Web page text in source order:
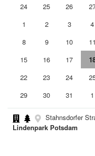
24
25 26
1
2 3 4
8
9 10 11
15
16 17
22
23 24
29
30 31 1
Stahnsdorfer
Lindenpark Potsdam